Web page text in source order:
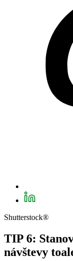
Shutterstock®
TIP 6:
návštevy